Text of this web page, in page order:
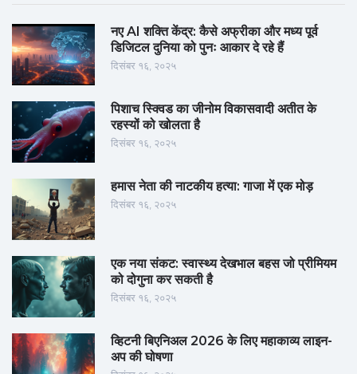
नए AI शक्ति केंद्र: कैसे अफ्रीका और मध्य पूर्व
डिजिटल दुनिया को पुनः आकार दे रहे हैं
दिसंबर १६, २०२५
पिशाच स्क्विड का जीनोम विकासवादी अतीत के
रहस्यों को खोलता है
दिसंबर १६, २०२५
हमास नेता की नाटकीय हत्या: गाजा में एक मोड़
दिसंबर १६, २०२५
एक नया संकट: स्वास्थ्य देखभाल बहस जो प्रीमियम
को दोगुना कर सकती है
दिसंबर १६, २०२५
व्हिटनी बिएनिअल 2026 के लिए महाकाव्य लाइन-
अप की घोषणा